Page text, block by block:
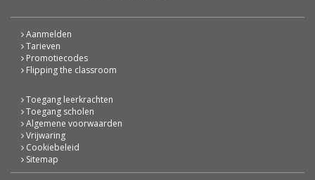
Aanmelden
Tarieven
Promotiecodes
Flipping the classroom
Toegang leerkrachten
Toegang scholen
Algemene voorwaarden
Vrijwaring
Cookiebeleid
Sitemap